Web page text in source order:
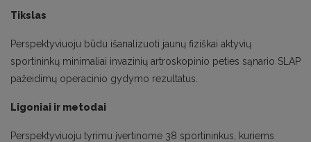
Tikslas
Perspektyviuoju būdu išanalizuoti jaunų fiziškai aktyvių
sportininkų minimaliai invazinių artroskopinio peties sąnario SLAP
pažeidimų operacinio gydymo rezultatus.
Ligoniai ir metodai
Perspektyviuoju tyrimu įvertinome 38 sportininkus, kuriems